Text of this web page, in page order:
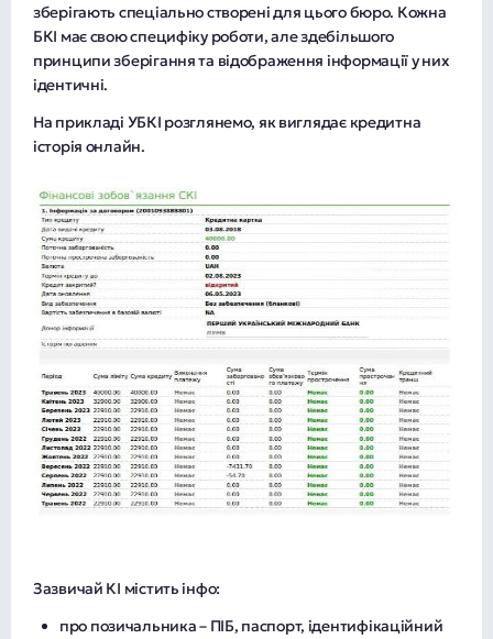
зберігають спеціально створені для цього бюро. Кожна
БКІ має свою специфіку роботи, але здебільшого
принципи зберігання та відображення інформації у них
ідентичні.
На прикладі УБКІ розглянемо, як виглядає кредитна
історія онлайн.
Зазвичай КІ містить інфо:
про позичальника – ПІБ, паспорт, ідентифікаційний